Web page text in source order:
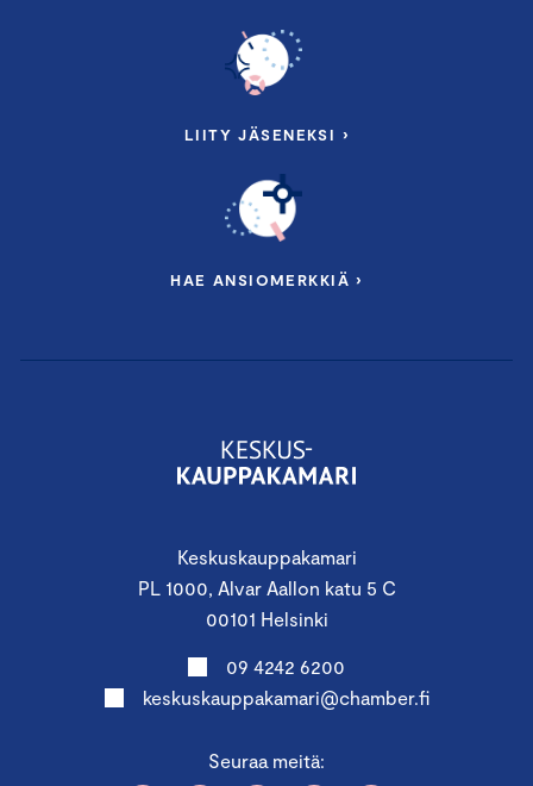
Keskuskauppakamari
PL 1000, Alvar Aallon katu 5 C
00101 Helsinki
09 4242 6200
keskuskauppakamari@chamber.fi
Seuraa meitä:
LIITY JÄSENEKSI ›
HAE ANSIOMERKKIÄ ›